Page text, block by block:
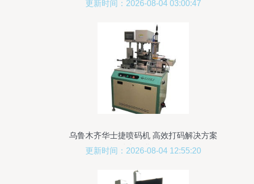
更新时间：2026-08-04 03:00:47
乌鲁木齐华士捷喷码机 高效打码解决方案
助力企业发展
更新时间：2026-08-04 12:55:20